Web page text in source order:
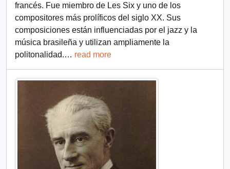
francés. Fue miembro de Les Six y uno de los
compositores más prolíficos del siglo XX. Sus
composiciones están influenciadas por el jazz y la
música brasileña y utilizan ampliamente la
politonalidad.… read more